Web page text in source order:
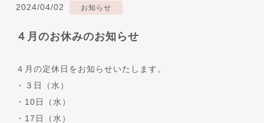
2024/04/02 お知らせ
４月のお休みのお知らせ
４月の定休日をお知らせいたします。
・３日（水）
・10日（水）
・17日（水）